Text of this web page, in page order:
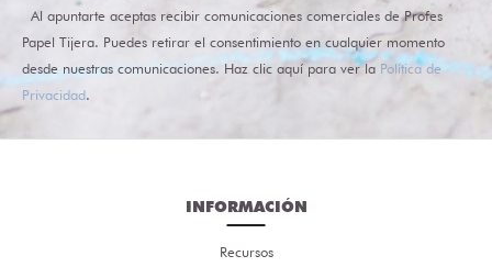
Al apuntarte aceptas recibir comunicaciones comerciales de Profes
Papel Tijera. Puedes retirar el consentimiento en cualquier momento
desde nuestras comunicaciones. Haz clic aquí para ver la Política de
Privacidad.
INFORMACIÓN
Recursos